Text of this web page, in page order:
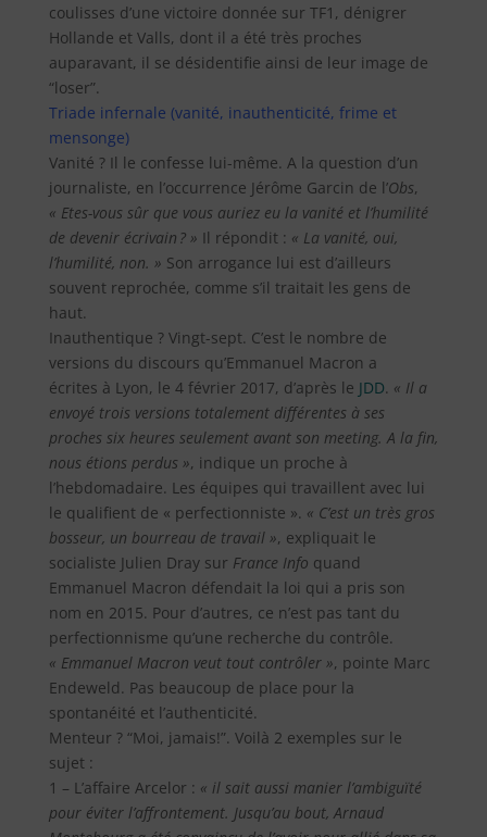
coulisses d’une victoire donnée sur TF1, dénigrer
Hollande et Valls, dont il a été très proches
auparavant, il se désidentifie ainsi de leur image de
“loser”.
Triade infernale (vanité, inauthenticité, frime et
mensonge)
Vanité ? Il le confesse lui-même. A la question d’un
journaliste, en l’occurrence Jérôme Garcin de l’Obs,
« Etes-vous sûr que vous auriez eu la vanité et l’humilité
de devenir écrivain ? » Il répondit : « La vanité, oui,
l’humilité, non. » Son arrogance lui est d’ailleurs
souvent reprochée, comme s’il traitait les gens de
haut.
Inauthentique ? Vingt-sept. C’est le nombre de
versions du discours qu’Emmanuel Macron a
écrites à Lyon, le 4 février 2017, d’après le JDD. « Il a
envoyé trois versions totalement différentes à ses
proches six heures seulement avant son meeting. A la fin,
nous étions perdus », indique un proche à
l’hebdomadaire. Les équipes qui travaillent avec lui
le qualifient de « perfectionniste ». « C’est un très gros
bosseur, un bourreau de travail », expliquait le
socialiste Julien Dray sur France Info quand
Emmanuel Macron défendait la loi qui a pris son
nom en 2015. Pour d’autres, ce n’est pas tant du
perfectionnisme qu’une recherche du contrôle.
« Emmanuel Macron veut tout contrôler », pointe Marc
Endeweld. Pas beaucoup de place pour la
spontanéité et l’authenticité.
Menteur ? “Moi, jamais!”. Voilà 2 exemples sur le
sujet :
1 – L’affaire Arcelor : « il sait aussi manier l’ambiguïté
pour éviter l’affrontement. Jusqu’au bout, Arnaud